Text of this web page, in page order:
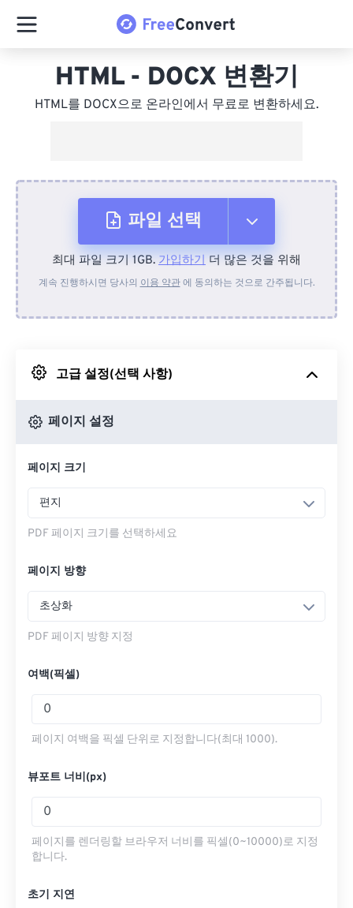
HTML - DOCX 변환기
HTML를 DOCX으로 온라인에서 무료로 변환하세요.
파일 선택
장치에서
Google 드라이브에서
최대 파일 크기 1GB. 가입하기 더 많은 것을 위해
계속 진행하시면 당사의 이용 약관에 동의하는 것으로 간주됩니다.
고급 설정(선택 사항)
페이지 설정
페이지 크기
편지
PDF 페이지 크기를 선택하세요
페이지 방향
초상화
PDF 페이지 방향 지정
여백(픽셀)
페이지 여백을 픽셀 단위로 지정합니다(최대 1000).
뷰포트 너비(px)
페이지를 렌더링할 브라우저 너비를 픽셀(0~10000)로 지정
합니다.
초기 지연